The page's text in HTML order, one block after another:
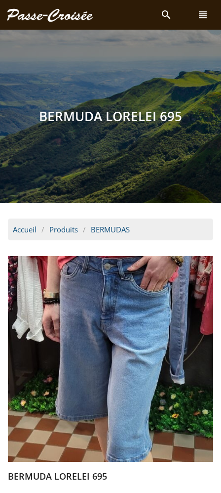
search view_headline
BERMUDA LORELEI 695
Accueil Produits BERMUDAS
BERMUDA LORELEI 695